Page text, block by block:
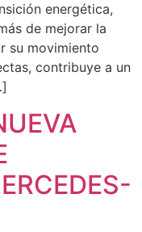
energética,
de mejorar la
su movimiento
contribuye a un